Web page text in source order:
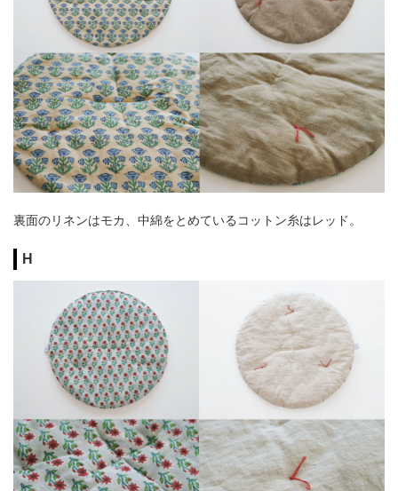
裏面のリネンはモカ、中綿をとめているコットン糸はレッド。
H